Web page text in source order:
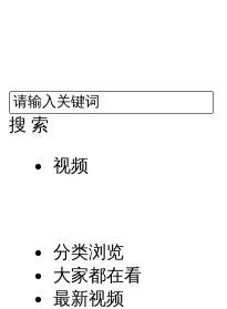
搜 索
视频
分类浏览
大家都在看
最新视频